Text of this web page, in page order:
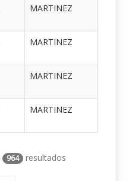
MARTINEZ
MARTINEZ
MARTINEZ
MARTINEZ
964 resultados